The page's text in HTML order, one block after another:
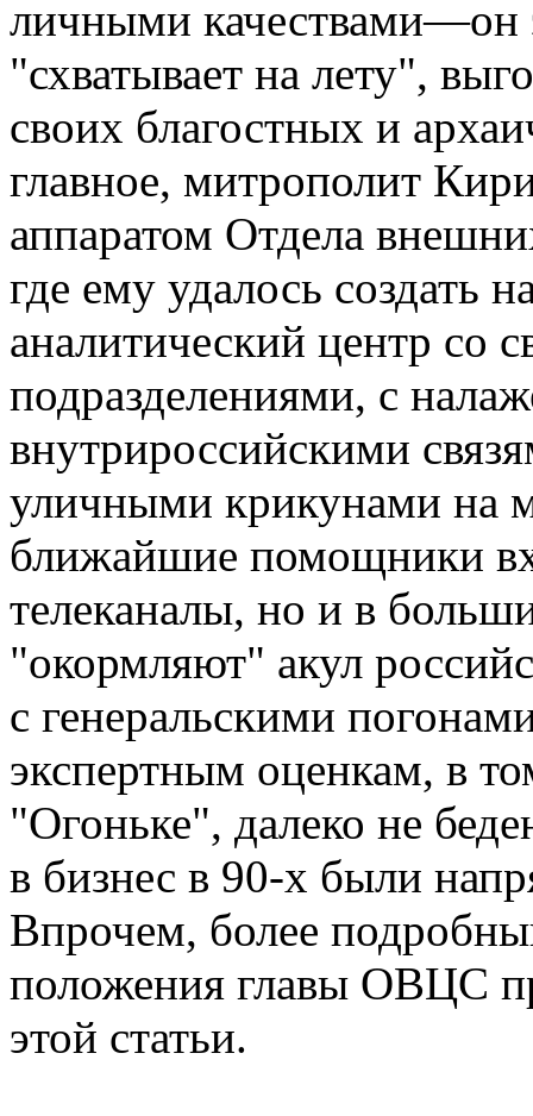
личными качествами—он
"схватывает на лету",
своих благостных и
главное, митрополит
аппаратом Отдела
где ему удалось создать
аналитический центр со
подразделениями, с
внутрироссийскими
уличными крикунами на
ближайшие помощники
телеканалы, но и в
"окормляют" акул
с генеральскими
экспертным оценкам, в
"Огоньке", далеко не
в бизнес в 90-х были
Впрочем, более
положения главы ОВЦС
этой статьи.